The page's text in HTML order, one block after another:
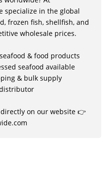
specialize in the global
frozen fish, shellfish, and
wholesale prices.
& food products
seafood available
& bulk supply
on our website 👉